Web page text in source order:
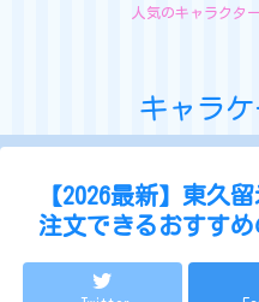
人気のキャラクタ
キャラ
【2026最新】東久
注文できるおすす